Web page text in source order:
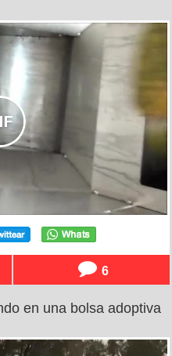
6
en una bolsa adoptiva